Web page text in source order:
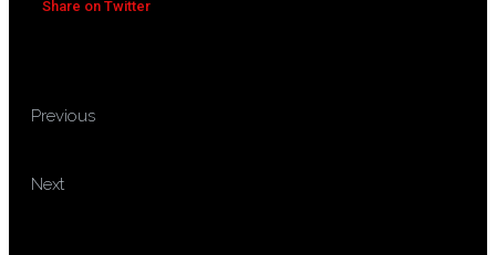
Share on Twitter
Previous
Next